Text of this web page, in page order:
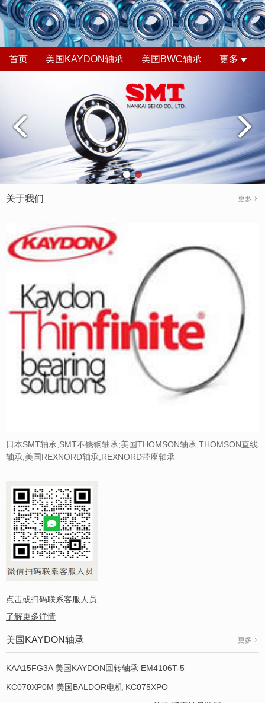
首页 美国KAYDON轴承 美国BWC轴承 更多
关于我们 更多
日本SMT轴承,SMT不锈钢轴承;美国THOMSON轴承,THOMSON直线
轴承;美国REXNORD轴承,REXNORD带座轴承
点击或扫码联系客服人员
了解更多详情
美国KAYDON轴承 更多
KAA15FG3A 美国KAYDON回转轴承 EM4106T-5
KC070XP0M 美国BALDOR电机 KC075XPO